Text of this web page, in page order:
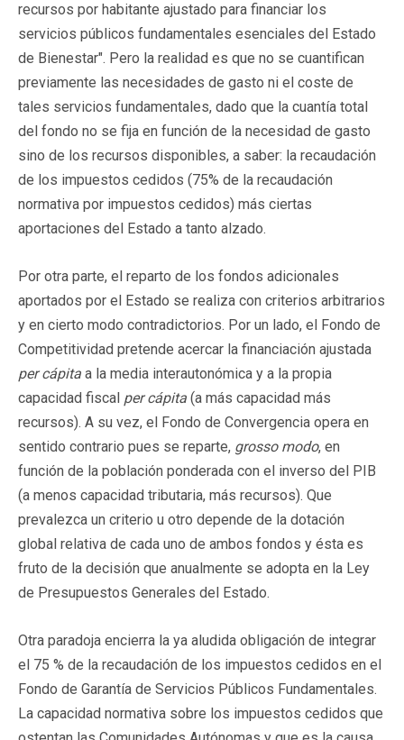
recursos por habitante ajustado para financiar los
servicios públicos fundamentales esenciales del Estado
de Bienestar". Pero la realidad es que no se cuantifican
previamente las necesidades de gasto ni el coste de
tales servicios fundamentales, dado que la cuantía total
del fondo no se fija en función de la necesidad de gasto
sino de los recursos disponibles, a saber: la recaudación
de los impuestos cedidos (75% de la recaudación
normativa por impuestos cedidos) más ciertas
aportaciones del Estado a tanto alzado.
Por otra parte, el reparto de los fondos adicionales
aportados por el Estado se realiza con criterios arbitrarios
y en cierto modo contradictorios. Por un lado, el Fondo de
Competitividad pretende acercar la financiación ajustada
per cápita a la media interautonómica y a la propia
capacidad fiscal per cápita (a más capacidad más
recursos). A su vez, el Fondo de Convergencia opera en
sentido contrario pues se reparte, grosso modo, en
función de la población ponderada con el inverso del PIB
(a menos capacidad tributaria, más recursos). Que
prevalezca un criterio u otro depende de la dotación
global relativa de cada uno de ambos fondos y ésta es
fruto de la decisión que anualmente se adopta en la Ley
de Presupuestos Generales del Estado.
Otra paradoja encierra la ya aludida obligación de integrar
el 75 % de la recaudación de los impuestos cedidos en el
Fondo de Garantía de Servicios Públicos Fundamentales.
La capacidad normativa sobre los impuestos cedidos que